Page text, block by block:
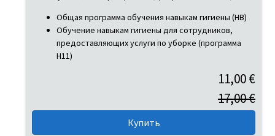
Общая программа обучения навыкам гигиены (HB)
Обучение навыкам гигиены для сотрудников,
предоставляющих услуги по уборке (программа
H11)
11,00 €
17,00 €